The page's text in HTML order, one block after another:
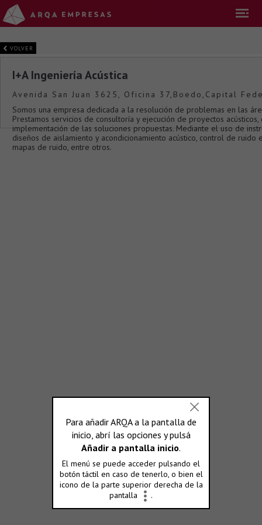
VOLVER
I+A Ingeniería Acústica
Avenida San Juan 3625, Oficina 37,Boedo,Capital
Somos una empresa dedicada a la resolución de problemas en las
Prestamos servicios de consultoría y ejecución de proyectos
implementación de las soluciones propuestas. Mediante el uso de
diseños de aislamiento y acondicionamiento acústico, control de ruido
mapas de ruido, entre otros.